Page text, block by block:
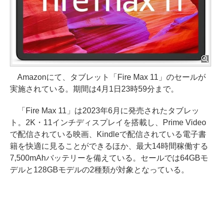
Amazonにて、タブレット「Fire Max 11」のセールが
実施されている。期間は4月1日23時59分まで。
「Fire Max 11」は2023年6月に発売されたタブレッ
ト。2K・11インチディスプレイを搭載し、Prime Video
で配信されている映画、Kindleで配信されている電子書
籍を快適に見ることができるほか、最大14時間稼働する
7,500mAhバッテリーを備えている。セールでは64GBモ
デルと128GBモデルの2種類が対象となっている。